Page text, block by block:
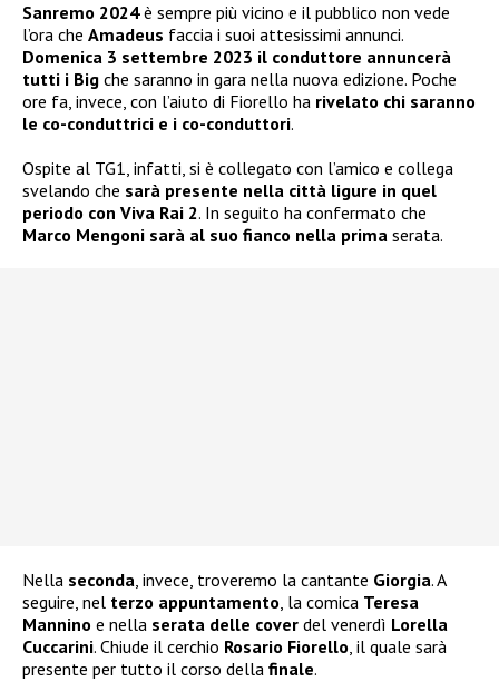
Sanremo 2024è sempre più vicino e il pubblico non vede
l’ora che Amadeus faccia i suoi attesissimi annunci.
Domenica 3 settembre 2023 il conduttore annuncerà
tutti i Big che saranno in gara nella nuova edizione. Poche
ore fa, invece, con l’aiuto di Fiorello ha rivelato chi saranno
le co-conduttrici e i co-conduttori.
Ospite al TG1, infatti, si è collegato con l’amico e collega
svelando che sarà presente nella città ligure in quel
periodo con Viva Rai 2. In seguito ha confermato che
Marco Mengoni sarà al suo fianco nella prima serata.
Nella seconda, invece, troveremo la cantante Giorgia. A
seguire, nel terzo appuntamento, la comica Teresa
Mannino e nella serata delle cover del venerdì Lorella
Cuccarini. Chiude il cerchio Rosario Fiorello, il quale sarà
presente per tutto il corso della finale.